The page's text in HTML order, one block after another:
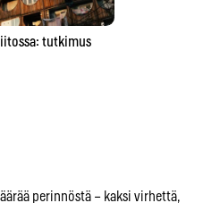
tutkimus
perinnöstä – kaksi virhettä,